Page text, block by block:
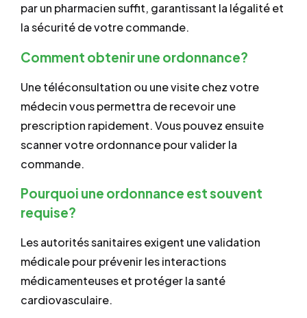
par un pharmacien suffit, garantissant la légalité et
la sécurité de votre commande.
Comment obtenir une ordonnance?
Une téléconsultation ou une visite chez votre
médecin vous permettra de recevoir une
prescription rapidement. Vous pouvez ensuite
scanner votre ordonnance pour valider la
commande.
Pourquoi une ordonnance est souvent
requise?
Les autorités sanitaires exigent une validation
médicale pour prévenir les interactions
médicamenteuses et protéger la santé
cardiovasculaire.